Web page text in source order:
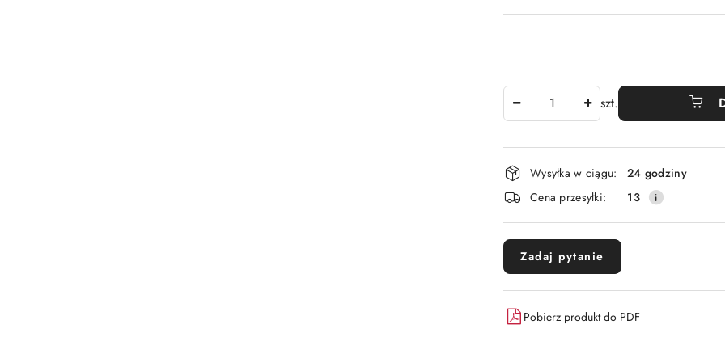
szt.
Dostępność
i
dostawa
Wysyłka w ciągu:
24 godziny
Cena przesyłki:
13
Zadaj pytanie
Pobierz produkt do PDF